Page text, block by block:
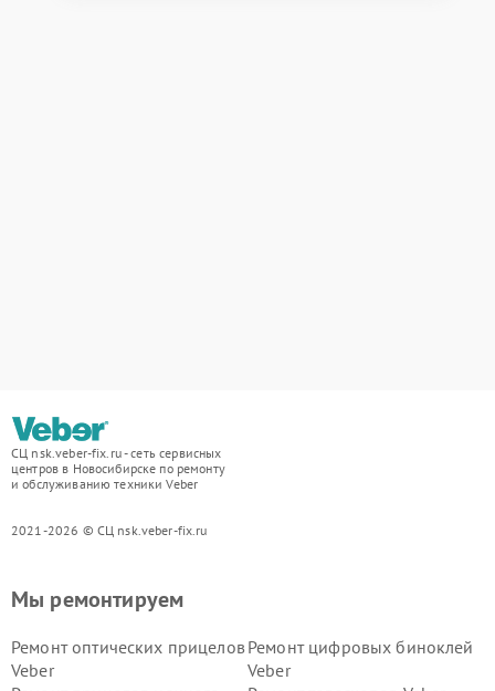
СЦ nsk.veber-fix.ru - сеть сервисных
центров в Новосибирске по ремонту
и обслуживанию техники Veber
2021-2026 © СЦ nsk.veber-fix.ru
Мы ремонтируем
Ремонт оптических прицелов
Veber
Ремонт цифровых биноклей
Veber